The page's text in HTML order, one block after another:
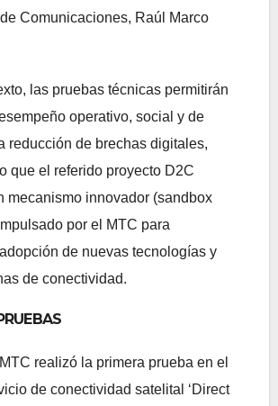
Comunicaciones, Raúl Marco
las pruebas técnicas permitirán
operativo, social y de
reducción de brechas digitales,
que el referido proyecto D2C
mecanismo innovador (sandbox
por el MTC para
de nuevas tecnologías y
de conectividad.
realizó la primera prueba en el
de conectividad satelital ‘Direct